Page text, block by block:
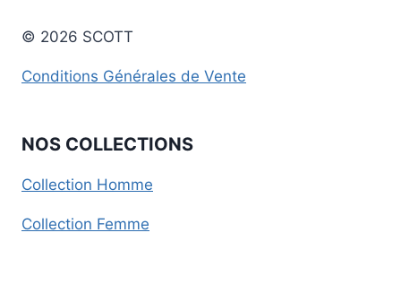
© 2026 SCOTT
Conditions Générales de Vente
NOS COLLECTIONS
Collection Homme
Collection Femme